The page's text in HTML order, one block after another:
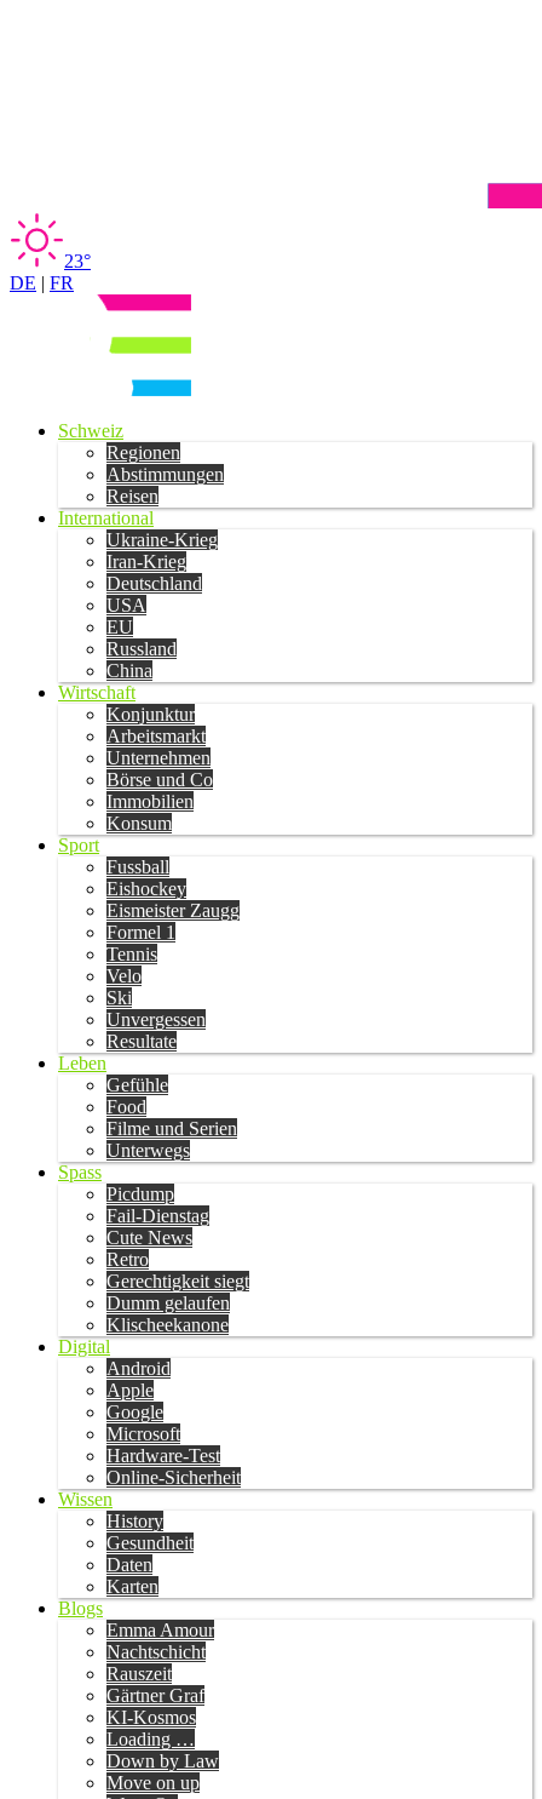
23°
DE | FR
Schweiz
Regionen
Abstimmungen
Reisen
International
Ukraine-Krieg
Iran-Krieg
Deutschland
USA
EU
Russland
China
Wirtschaft
Konjunktur
Arbeitsmarkt
Unternehmen
Börse und Co
Immobilien
Konsum
Sport
Fussball
Eishockey
Eismeister Zaugg
Formel 1
Tennis
Velo
Ski
Unvergessen
Resultate
Leben
Gefühle
Food
Filme und Serien
Unterwegs
Spass
Picdump
Fail-Dienstag
Cute News
Retro
Gerechtigkeit siegt
Dumm gelaufen
Klischeekanone
Digital
Android
Apple
Google
Microsoft
Hardware-Test
Online-Sicherheit
Wissen
History
Gesundheit
Daten
Karten
Blogs
Emma Amour
Nachtschicht
Rauszeit
Gärtner Graf
KI-Kosmos
Loading …
Down by Law
Move on up